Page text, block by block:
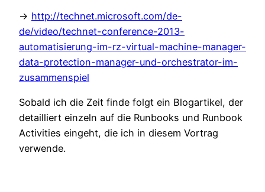
-> http://technet.microsoft.com/de-
de/video/technet-conference-2013-
automatisierung-im-rz-virtual-machine-manager-
data-protection-manager-und-orchestrator-im-
zusammenspiel
Sobald ich die Zeit finde folgt ein Blogartikel, der
detailliert einzeln auf die Runbooks und Runbook
Activities eingeht, die ich in diesem Vortrag
verwende.